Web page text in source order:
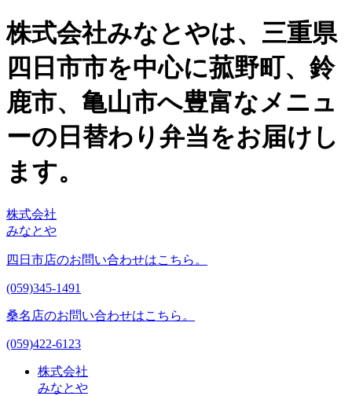
株式会社みなとやは、三重県
四日市市を中心に菰野町、鈴
鹿市、亀山市へ豊富なメニュ
ーの日替わり弁当をお届けし
ます。
株式会社
みなとや
四日市店のお問い合わせはこちら。
(059)345-1491
桑名店のお問い合わせはこちら。
(059)422-6123
株式会社
みなとや